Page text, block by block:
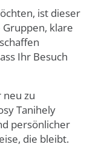
ist dieser
klare
Ihr Besuch
neu zu
Tanihely
persönlicher
die bleibt.